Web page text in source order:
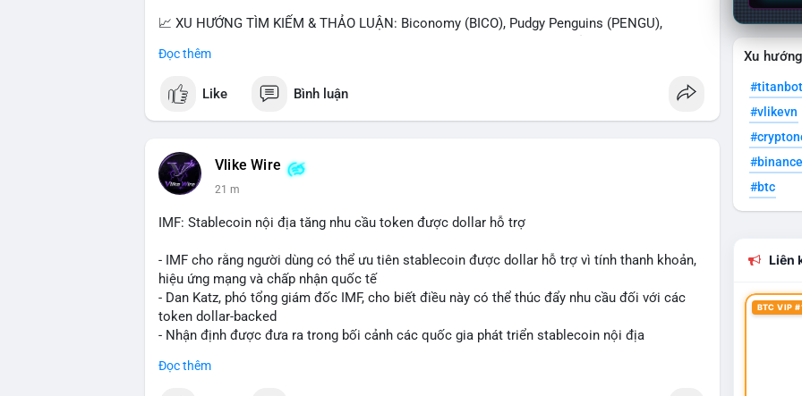
📈 XU HƯỚNG TÌM KIẾM & THẢO LUẬN: Biconomy (BICO), Pudgy Penguins (PENGU),
Penguins), AI (Hyperliquid) và ổn định (BSV) nổi bật.
💬 DÒNG CHẢY TIN TỨC & TRUYỀN THÔNG: Bàn tán trên Binance Square tập trung vào
lệnh kẹp, dự báo NVDA và Musk Starship 13. Telegram nhấn mạnh luật mới tại Brazil và
💡 NHẬN ĐỊNH & KHUYẾN NGHỊ: Tâm lý ngắn hạn vẫn tiêu cực do sợ hãi, nhưng xu hướng
coin nhỏ và tin tức AI/NVIDA có thể tạo cơ hội mua sớm. Cần theo dõi sự thay đổi trong
Đọc thêm
Like Bình luận
Vlike Wire
21 m
IMF: Stablecoin nội địa tăng nhu cầu token được dollar hỗ trợ
- IMF cho rằng người dùng có thể ưu tiên stablecoin được dollar hỗ trợ vì tính thanh khoản,
hiệu ứng mạng và chấp nhận quốc tế
- Dan Katz, phó tổng giám đốc IMF, cho biết điều này có thể thúc đẩy nhu cầu đối với các
token dollar-backed
- Nhận định được đưa ra trong bối cảnh các quốc gia phát triển stablecoin nội địa
$btc $eth
Đọc thêm
Xu
#titanbot
#vlikevn
#btc
Liên
BTC VIP